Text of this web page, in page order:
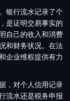
银行流水记录了个
是证明交易事实的
自己的收入和消费
和财务状况。在法
企业维权提供有力
，对个人信用记录
流水还是税务申报